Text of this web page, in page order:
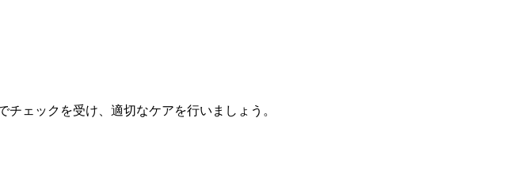
ェックを受け、適切なケアを行いましょう。